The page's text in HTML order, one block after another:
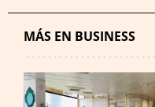
MÁS EN BUSINESS